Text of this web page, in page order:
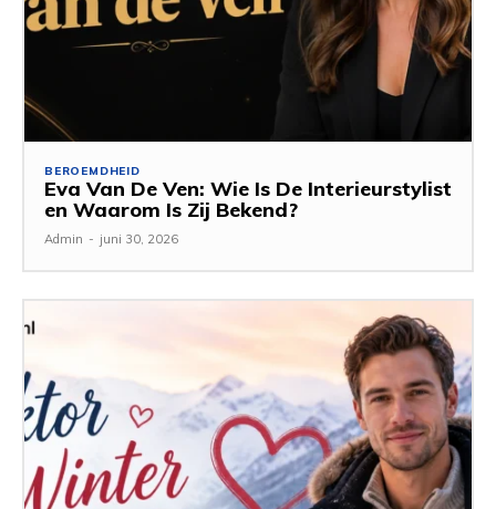
BEROEMDHEID
Eva Van De Ven: Wie Is De Interieurstylist
en Waarom Is Zij Bekend?
Admin - juni 30, 2026